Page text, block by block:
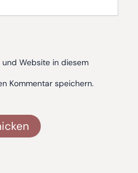
Website in diesem
Kommentar speichern.